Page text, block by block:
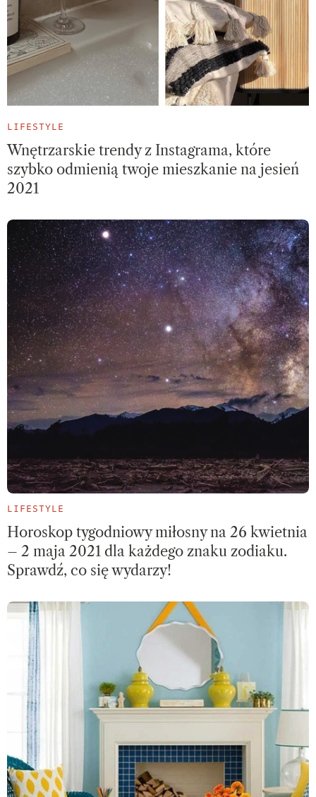
LIFESTYLE
Wnętrzarskie trendy z Instagrama, które
szybko odmienią twoje mieszkanie na jesień
2021
LIFESTYLE
Horoskop tygodniowy miłosny na 26 kwietnia
– 2 maja 2021 dla każdego znaku zodiaku.
Sprawdź, co się wydarzy!